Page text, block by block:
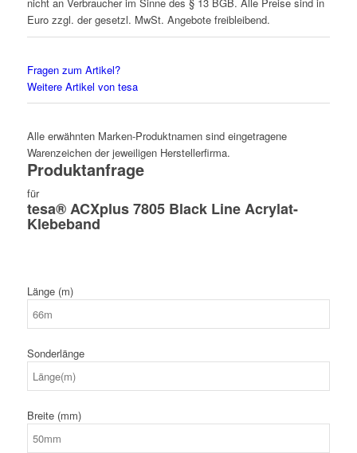
Euro zzgl. der gesetzl. MwSt. Angebote freibleibend.
Fragen zum Artikel?
Weitere Artikel von tesa
Alle erwähnten Marken-Produktnamen sind eingetragene
Warenzeichen der jeweiligen Herstellerfirma.
Produktanfrage
für
tesa® ACXplus 7805 Black Line Acrylat-
Klebeband
Länge (m)
Sonderlänge
Breite (mm)